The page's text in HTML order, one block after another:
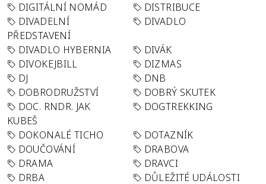
DIGITÁLNÍ NOMÁD
DISTRIBUCE
DIVADELNÍ
PŘEDSTAVENÍ
DIVADLO
DIVADLO HYBERNIA
DIVÁK
DIVOKEJBILL
DIZMAS
DJ
DNB
DOBRODRUŽSTVÍ
DOBRÝ SKUTEK
DOC. RNDR. JAK
KUBEŠ
DOGTREKKING
DOKONALÉ TICHO
DOTAZNÍK
DOUČOVÁNÍ
DRABOVA
DRAMA
DRAVCI
DRBA
DŮLEŽITÉ UDÁLOSTI